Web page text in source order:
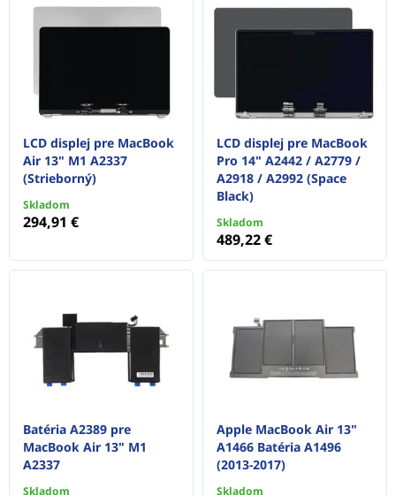
LCD displej pre MacBook
Air 13" M1 A2337
(Strieborný)
Skladom
294,91 €
LCD displej pre MacBook
Pro 14" A2442 / A2779 /
A2918 / A2992 (Space
Black)
Skladom
489,22 €
Batéria A2389 pre
MacBook Air 13" M1
A2337
Skladom
Apple MacBook Air 13"
A1466 Batéria A1496
(2013-2017)
Skladom